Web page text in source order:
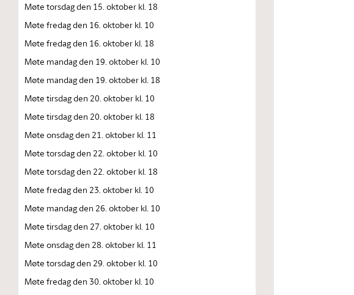
Møte torsdag den 15. oktober kl. 18
Møte fredag den 16. oktober kl. 10
Møte fredag den 16. oktober kl. 18
Møte mandag den 19. oktober kl. 10
Møte mandag den 19. oktober kl. 18
Møte tirsdag den 20. oktober kl. 10
Møte tirsdag den 20. oktober kl. 18
Møte onsdag den 21. oktober kl. 11
Møte torsdag den 22. oktober kl. 10
Møte torsdag den 22. oktober kl. 18
Møte fredag den 23. oktober kl. 10
Møte mandag den 26. oktober kl. 10
Møte tirsdag den 27. oktober kl. 10
Møte onsdag den 28. oktober kl. 11
Møte torsdag den 29. oktober kl. 10
Møte fredag den 30. oktober kl. 10